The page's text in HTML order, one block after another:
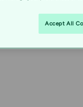
kaikessa
Accept All